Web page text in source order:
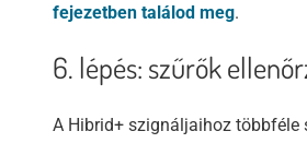
fejezetben találod meg.
6. lépés: szűrők
A Hibrid+ szignáljaihoz többféle